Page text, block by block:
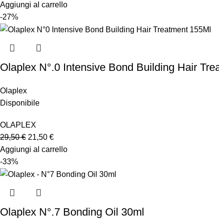
Aggiungi al carrello
-27%
Olaplex N°.0 Intensive Bond Building Hair
Olaplex
Disponibile
OLAPLEX
29,50€ 21,50 €
Aggiungi al carrello
-33%
Olaplex N°.7 Bonding Oil 30ml